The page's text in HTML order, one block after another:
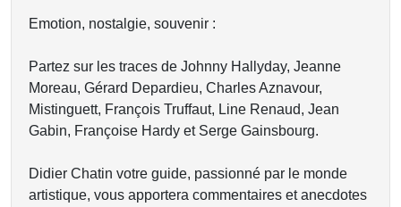
Emotion, nostalgie, souvenir :
Partez sur les traces de Johnny Hallyday, Jeanne
Moreau, Gérard Depardieu, Charles Aznavour,
Mistinguett, François Truffaut, Line Renaud, Jean
Gabin, Françoise Hardy et Serge Gainsbourg.
Didier Chatin votre guide, passionné par le monde
artistique, vous apportera commentaires et anecdotes